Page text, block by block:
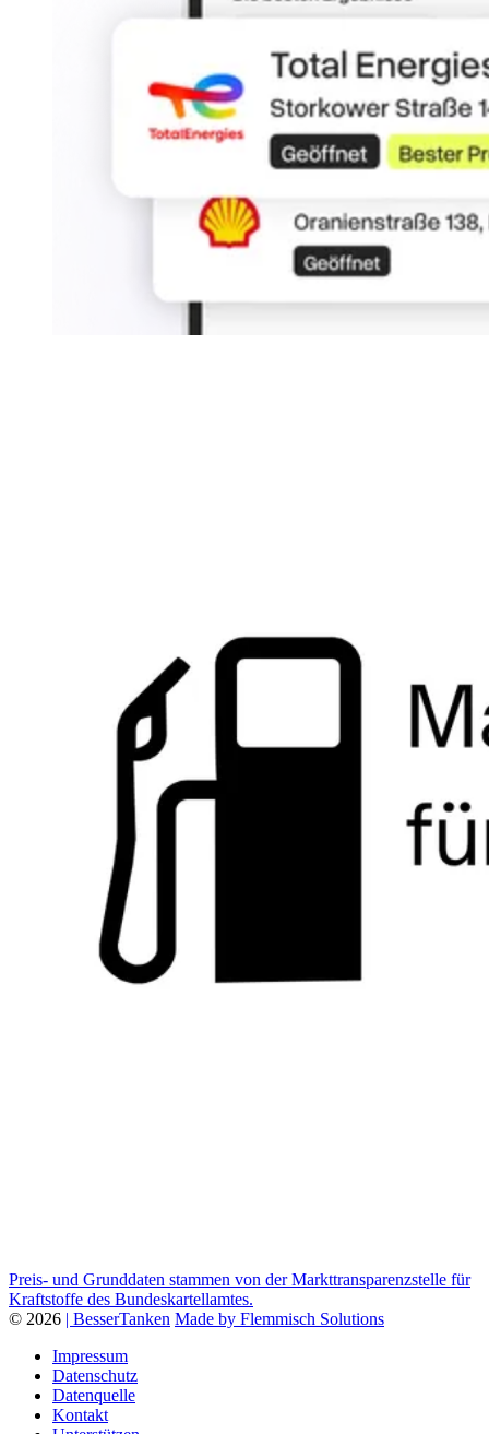
Preis- und Grunddaten stammen von der Markttransparenzstelle für
Kraftstoffe des Bundeskartellamtes.
© 2026 | BesserTanken Made by Flemmisch Solutions
Impressum
Datenschutz
Datenquelle
Kontakt